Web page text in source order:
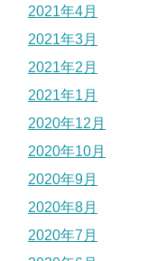
2021年4月
2021年3月
2021年2月
2021年1月
2020年12月
2020年10月
2020年9月
2020年8月
2020年7月